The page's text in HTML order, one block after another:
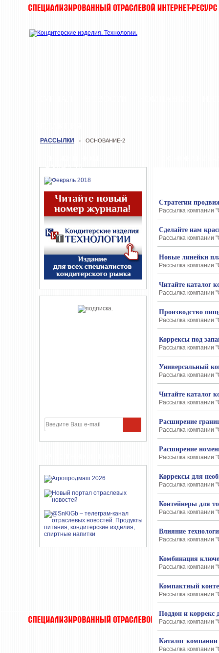
ЖУРНАЛА
РАССЫЛКИ › ОСНОВАНИЕ-2
Стратегии
Рассылка компании
Сделайте нам
Рассылка компании
Новые линейки
Рассылка компании
Читайте каталог
Рассылка компании
Производство
Рассылка компании
Коррексы под
Рассылка компании
Универсальный
Рассылка компании
Читайте каталог
Рассылка компании
Расширение
Рассылка компании
Расширение
Рассылка компании
Коррексы для
Рассылка компании
Контейнеры для
Рассылка компании
Влияние
Рассылка компании
Комбинация
Рассылка компании
Компактный
Рассылка компании
Поддон и коррекс
Рассылка компании
Каталог
Рассылка компании